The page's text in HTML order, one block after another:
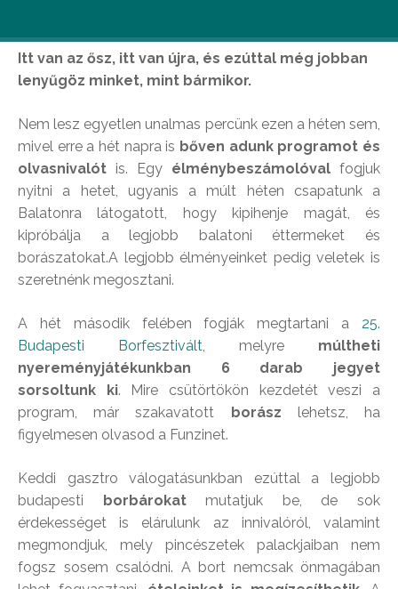
Itt van az ősz, itt van újra, és ezúttal még jobban
lenyűgöz minket, mint bármikor.
Nem lesz egyetlen unalmas percünk ezen a héten sem,
mivel erre a hét napra is bőven adunk programot és
olvasnivalót is. Egy élménybeszámolóval fogjuk
nyitni a hetet, ugyanis a múlt héten csapatunk a
Balatonra látogatott, hogy kipihenje magát, és
kipróbálja a legjobb balatoni éttermeket és
borászatokat.A legjobb élményeinket pedig veletek is
szeretnénk megosztani.
A hét második felében fogják megtartani a 25.
Budapesti Borfesztivált, melyre múltheti
nyereményjátékunkban 6 darab jegyet
sorsoltunk ki. Mire csütörtökön kezdetét veszi a
program, már szakavatott
borász lehetsz, ha
figyelmesen olvasod a Funzinet.
Keddi gasztro válogatásunkban ezúttal a legjobb
budapesti
borbárokatmutatjuk be, de sok
érdekességet is elárulunk az innivalóról, valamint
megmondjuk, mely pincészetek palackjaiban nem
fogsz sosem csalódni. A bort nemcsak önmagában